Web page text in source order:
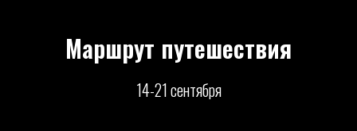
Маршрут путешествия
14-21 сентября